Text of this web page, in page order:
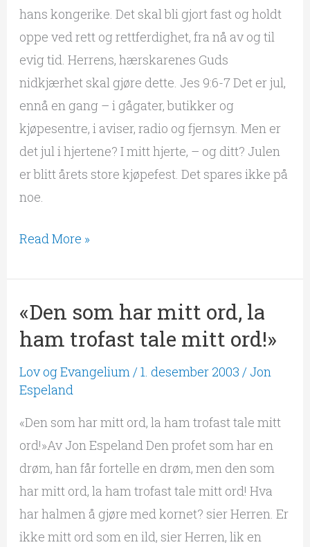
hans kongerike. Det skal bli gjort fast og holdt
oppe ved rett og rettferdighet, fra nå av og til
evig tid. Herrens, hærskarenes Guds
nidkjærhet skal gjøre dette. Jes 9:6-7 Det er jul,
ennå en gang – i gågater, butikker og
kjøpesentre, i aviser, radio og fjernsyn. Men er
det jul i hjertene? I mitt hjerte, – og ditt? Julen
er blitt årets store kjøpefest. Det spares ikke på
noe.
Read More »
«Den som har mitt ord, la
ham trofast tale mitt ord!»
Lov og Evangelium/1. desember 2003 / Jon
Espeland
«Den som har mitt ord, la ham trofast tale mitt
ord!»Av Jon Espeland Den profet som har en
drøm, han får fortelle en drøm, men den som
har mitt ord, la ham trofast tale mitt ord! Hva
har halmen å gjøre med kornet? sier Herren. Er
ikke mitt ord som en ild, sier Herren, lik en
«Den
som
mitt
ord,
la
ham
trofast
tale
mitt
ord!»